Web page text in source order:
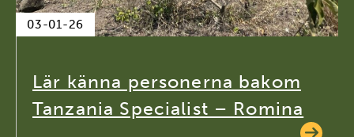
03-01-26
Lär känna personerna bakom
Tanzania Specialist – Romina